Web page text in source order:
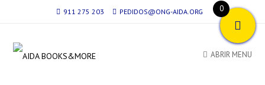
911 275 203 PEDIDOS@ONG-AIDA.ORG
ABRIR MENU
0